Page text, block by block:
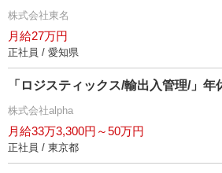
株式会社東名
月給27万円
正社員 / 愛知県
「ロジスティックス/輸出入管理/」年
株式会社alpha
月給33万3,300円～50万円
正社員 / 東京都